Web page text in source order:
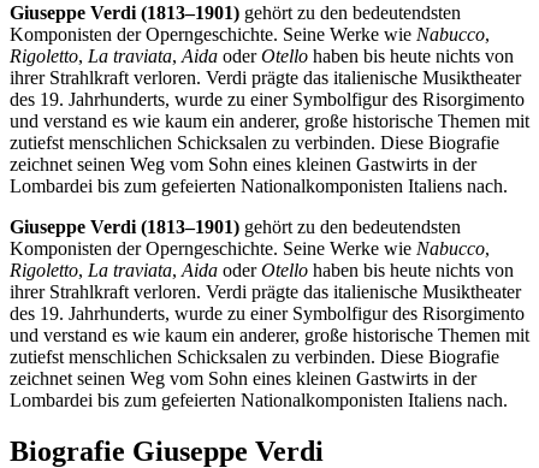
Giuseppe Verdi (1813–1901) gehört zu den bedeutendsten
Komponisten der Operngeschichte. Seine Werke wie Nabucco,
Rigoletto, La traviata, Aida oderOtello haben bis heute nichts von
ihrer Strahlkraft verloren. Verdi prägte das italienische Musiktheater
des 19. Jahrhunderts, wurde zu einer Symbolfigur des Risorgimento
und verstand es wie kaum ein anderer, große historische Themen mit
zutiefst menschlichen Schicksalen zu verbinden. Diese Biografie
zeichnet seinen Weg vom Sohn eines kleinen Gastwirts in der
Lombardei bis zum gefeierten Nationalkomponisten Italiens nach.
Giuseppe Verdi (1813–1901) gehört zu den bedeutendsten
Komponisten der Operngeschichte. Seine Werke wie Nabucco,
Rigoletto, La traviata, Aida oderOtello haben bis heute nichts von
ihrer Strahlkraft verloren. Verdi prägte das italienische Musiktheater
des 19. Jahrhunderts, wurde zu einer Symbolfigur des Risorgimento
und verstand es wie kaum ein anderer, große historische Themen mit
zutiefst menschlichen Schicksalen zu verbinden. Diese Biografie
zeichnet seinen Weg vom Sohn eines kleinen Gastwirts in der
Lombardei bis zum gefeierten Nationalkomponisten Italiens nach.
Biografie Giuseppe Verdi